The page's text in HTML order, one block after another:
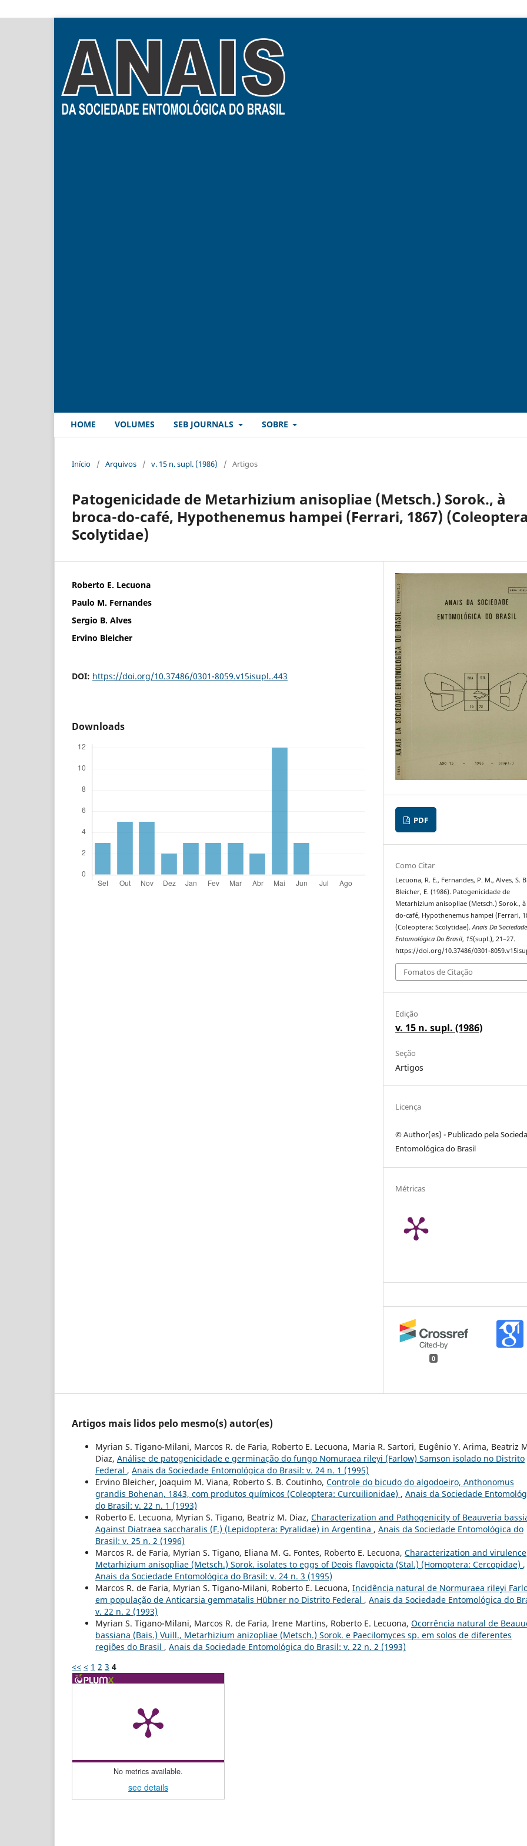
HOME VOLUMES SEB JOURNALS SOBRE
Início / Arquivos / v. 15 n. supl. (1986) / Artigos
Patogenicidade de Metarhizium anisopliae (Metsch.) Sorok., à
broca-do-café, Hypothenemus hampei (Ferrari, 1867)
Scolytidae)
Roberto E. Lecuona
Paulo M. Fernandes
Sergio B. Alves
Ervino Bleicher
DOI: https://doi.org/10.37486/0301-8059.v15isupl..443
Downloads
PDF
Como Citar
Lecuona, R. E., Fernandes, P. M., Alves, S.
Bleicher, E. (1986). Patogenicidade de
Metarhizium anisopliae (Metsch.) Sorok.,
do-café, Hypothenemus hampei (Ferrari,
(Coleoptera: Scolytidae).Anais Da Sociedade
Entomológica Do Brasil, 15(supl.), 21–27.
https://doi.org/10.37486/0301-
Fomatos de Citação
Edição
v. 15 n. supl. (1986)
Seção
Artigos
Licença
© Author(es) - Publicado pela
Entomológica do Brasil
Métricas
0
Artigos mais lidos pelo mesmo(s) autor(es)
Myrian S. Tigano-Milani, Marcos R. de Faria, Roberto E. Lecuona, Maria R. Sartori, Eugênio Y. Arima, Beatriz
Diaz, Análise de patogenicidade e germinação do fungo Nomuraea rileyi (Farlow) Samson isolado no Distrito
Federal , Anais da Sociedade Entomológica do Brasil: v. 24 n. 1 (1995)
Ervino Bleicher, Joaquim M. Viana, Roberto S. B. Coutinho, Controle do bicudo do algodoeiro, Anthonomus
grandis Bohenan, 1843, com produtos químicos (Coleoptera: Curcuilionidae) , Anais da Sociedade
do Brasil: v. 22 n. 1 (1993)
Roberto E. Lecuona, Myrian S. Tigano, Beatriz M. Diaz, Characterization and Pathogenicity of Beauveria
Against Diatraea saccharalis (F.) (Lepidoptera: Pyralidae) in Argentina , Anais da Sociedade Entomológica do
Brasil: v. 25 n. 2 (1996)
Marcos R. de Faria, Myrian S. Tigano, Eliana M. G. Fontes, Roberto E. Lecuona, Characterization and virulence
Metarhizium anisopliae (Metsch.) Sorok. isolates to eggs of Deois flavopicta (Stal.) (Homoptera: Cercopidae) ,
Anais da Sociedade Entomológica do Brasil: v. 24 n. 3 (1995)
Marcos R. de Faria, Myrian S. Tigano-Milani, Roberto E. Lecuona, Incidência natural de Normuraea rileyi
em população de Anticarsia gemmatalis Hübner no Distrito Federal , Anais da Sociedade Entomológica do
v. 22 n. 2 (1993)
Myrian S. Tigano-Milani, Marcos R. de Faria, Irene Martins, Roberto E. Lecuona, Ocorrência natural de
bassiana (Bais.) Vuill., Metarhizium anizopliae (Metsch.) Sorok. e Paecilomyces sp. em solos de diferentes
regiões do Brasil , Anais da Sociedade Entomológica do Brasil: v. 22 n. 2 (1993)
<< < 1 2 3 4
No metrics available.
see details